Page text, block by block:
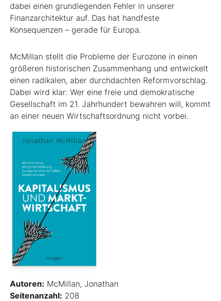
dabei einen grundlegenden Fehler in unserer
Finanzarchitektur auf. Das hat handfeste
Konsequenzen – gerade für Europa.
McMillan stellt die Probleme der Eurozone in einen
größeren historischen Zusammenhang und entwickelt
einen radikalen, aber durchdachten Reformvorschlag.
Dabei wird klar: Wer eine freie und demokratische
Gesellschaft im 21. Jahrhundert bewahren will, kommt
an einer neuen Wirtschaftsordnung nicht vorbei.
Autoren: McMillan, Jonathan
Seitenanzahl: 208